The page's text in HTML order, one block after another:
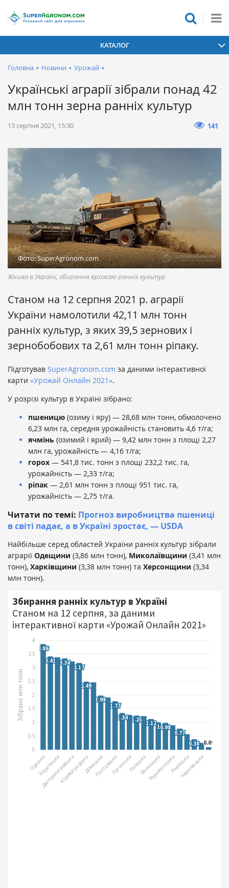
КАТАЛОГ
Головна • Новини • Урожай •
Українські аграрії зібрали понад 42
млн тонн зерна ранніх культур
13 серпня 2021, 15:30 141
Фото: SuperAgronom.com
Жнива в Україні, збирання врожаю ранніх культур
Станом на 12 серпня 2021 р. аграрії
України намолотили 42,11 млн тонн
ранніх культур, з яких 39,5 зернових і
зернобобових та 2,61 млн тонн ріпаку.
Підготував SuperAgronom.com за даними інтерактивної
карти «Урожай Онлайн 2021».
У розрізі культур в Україні зібрано:
пшеницю (озиму і яру) — 28,68 млн тонн, обмолочено
6,23 млн га, середня урожайність становить 4,6 т/га;
ячмінь (озимий і ярий) — 9,42 млн тонн з площі 2,27
млн га, урожайність — 4,16 т/га;
горох — 541,8 тис. тонн з площі 232,2 тис. га,
урожайність — 2,33 т/га;
ріпак — 2,61 млн тонн з площі 951 тис. га,
урожайність — 2,75 т/га.
Читати по темі: Прогноз виробництва пшениці
в світі падає, а в Україні зростає, — USDA
Найбільше серед областей України ранніх культур зібрали
аграрії Одещини (3,86 млн тонн), Миколаївщини (3,41 млн
тонн), Харківщини (3,38 млн тонн) та Херсонщини (3,34
млн тонн).